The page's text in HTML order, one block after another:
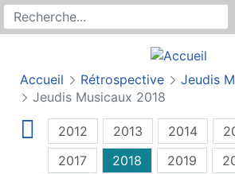
Recherche sur le site
Rechercher
Accueil Rétrospective
Jeudis
Jeudis Musicaux 2018
2012 2013 2014
2017
2018 2019